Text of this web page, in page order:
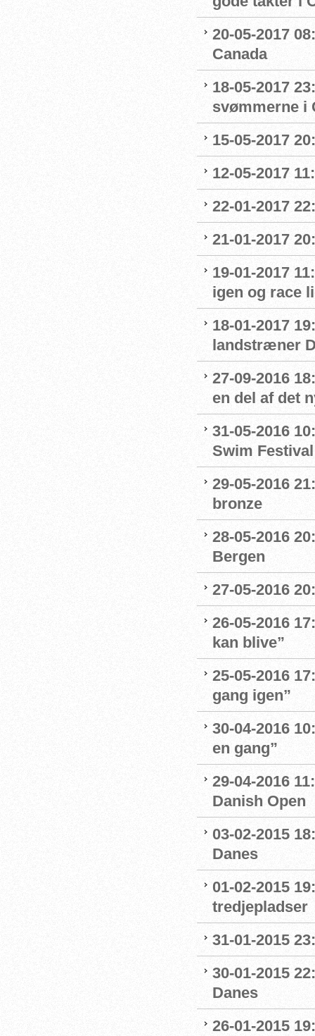
20-05-2017
Canada
18-05-2017
svømmerne i
15-05-2017
12-05-2017
22-01-2017
21-01-2017
19-01-2017
igen og race
18-01-2017
landstræner
27-09-2016
en del af det
31-05-2016
Swim Festival
29-05-2016
bronze
28-05-2016
Bergen
27-05-2016
26-05-2016
kan blive”
25-05-2016
gang igen”
30-04-2016
en gang”
29-04-2016
Danish Open
03-02-2015
Danes
01-02-2015
tredjepladser
31-01-2015
30-01-2015
Danes
26-01-2015